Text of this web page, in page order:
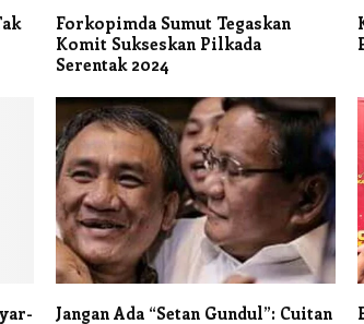
Forkopimda Sumut Tegaskan
Komit Sukseskan Pilkada
Serentak 2024
Jangan Ada “Setan Gundul”: Cuitan